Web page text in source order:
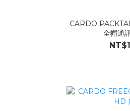
CARDO
全帽通